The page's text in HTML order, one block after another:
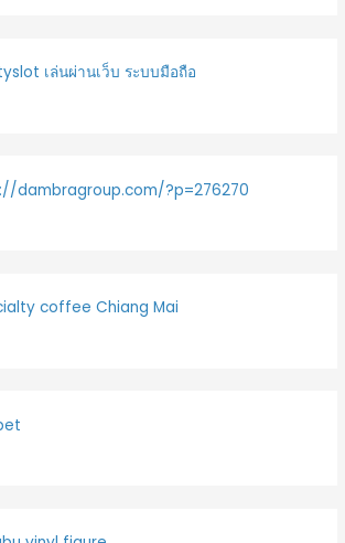
เล่นผ่านเว็บ ระบบมือถือ
dambragroup.com/?p=276270
coffee Chiang Mai